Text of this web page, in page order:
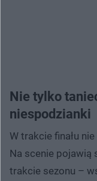
Nie tylko
niespodzianki
W trakcie finału
Na scenie pojawią
trakcie sezonu –